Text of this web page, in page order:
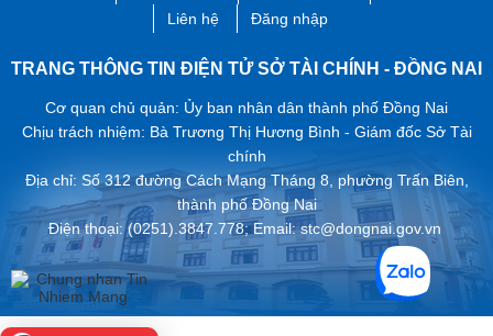
Liên hệ
Đăng nhập
TRANG THÔNG TIN ĐIỆN TỬ SỞ TÀI CHÍNH - ĐỒNG NAI
Cơ quan chủ quản: Ủy ban nhân dân thành phố Đồng Nai
Chịu trách nhiệm: Bà Trương Thị Hương Bình - Giám đốc Sở Tài
chính
Địa chỉ: Số 312 đường Cách Mạng Tháng 8, phường Trấn Biên,
thành phố ​Đồng Nai
Điện thoại: (0251).3847.778; Email: stc@dongnai.gov.vn ​